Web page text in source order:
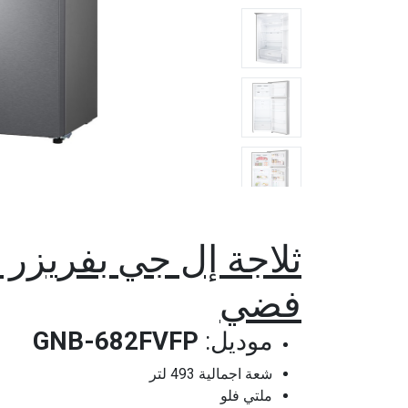
فضي
موديل: GNB-682FVFP
شعة اجمالية 493 لتر
ملتي فلو